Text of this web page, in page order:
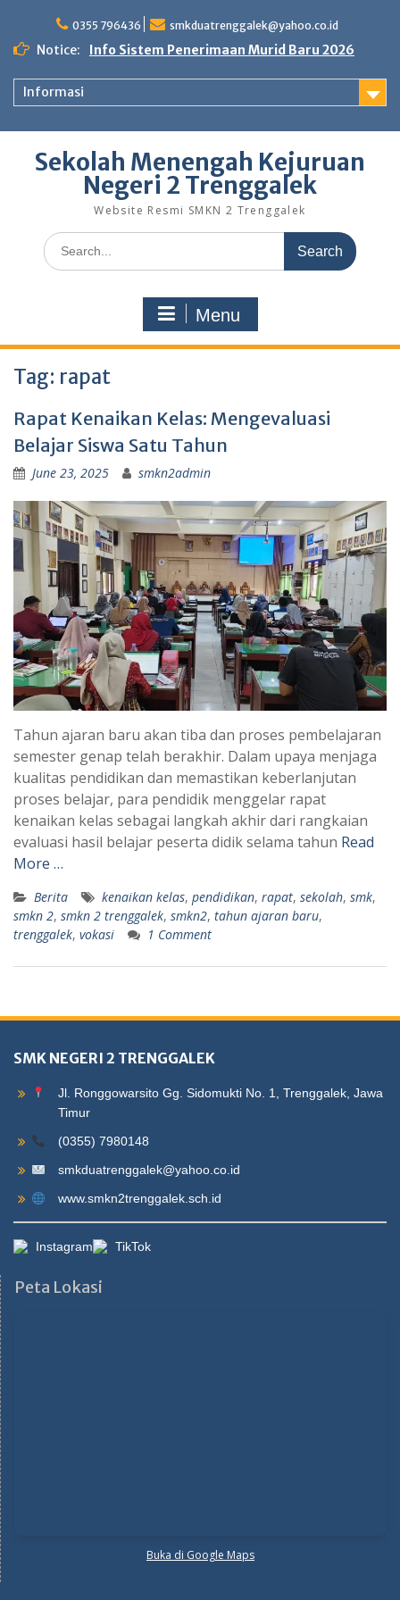
content
0355 796436 smkduatrenggalek@yahoo.co.id
Notice: Info Sistem Penerimaan Murid Baru 2026
Informasi
Sekolah Menengah Kejuruan
Negeri 2 Trenggalek
Website Resmi SMKN 2 Trenggalek
Search
for:
Menu
Tag: rapat
Rapat Kenaikan Kelas: Mengevaluasi
Belajar Siswa Satu Tahun
June 23, 2025 smkn2admin
Tahun ajaran baru akan tiba dan proses pembelajaran
semester genap telah berakhir. Dalam upaya menjaga
kualitas pendidikan dan memastikan keberlanjutan
proses belajar, para pendidik menggelar rapat
kenaikan kelas sebagai langkah akhir dari rangkaian
evaluasi hasil belajar peserta didik selama tahun Read
More …
Berita kenaikan kelas, pendidikan, rapat, sekolah, smk,
smkn 2, smkn 2 trenggalek, smkn2, tahun ajaran baru,
trenggalek, vokasi 1 Comment
SMK NEGERI 2 TRENGGALEK
Jl. Ronggowarsito Gg. Sidomukti No. 1, Trenggalek, Jawa
Timur
(0355) 7980148
smkduatrenggalek@yahoo.co.id
www.smkn2trenggalek.sch.id
Instagram TikTok
Peta Lokasi
Buka di Google Maps